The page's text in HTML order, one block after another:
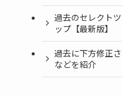
過去のセレクト
ップ【最新版】
過去に下方修正
などを紹介